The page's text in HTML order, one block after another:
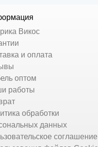
Викос
и оплата
оптом
работы
обработки
данных
соглашение